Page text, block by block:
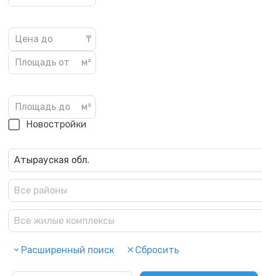
Новостройки
Атырауская обл.
Все районы
Все жилые комплексы
Расширенный поиск Сбросить